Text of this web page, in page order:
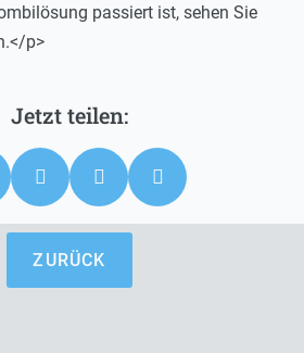
passiert ist, sehen Sie
p>
ZURÜCK